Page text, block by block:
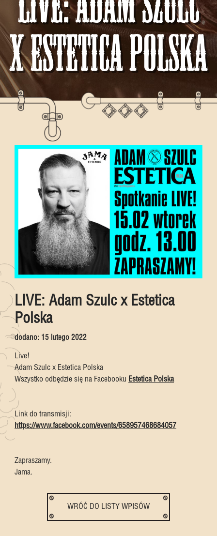
LIVE: Adam Szulc
x Estetica Polska
LIVE: Adam Szulc x Estetica
Polska
dodano: 15 lutego 2022
Live!
Adam Szulc x Estetica Polska
Wszystko odbędzie się na Facebooku Estetica Polska
Link do transmisji:
https://www.facebook.com/events/658957468684057
Zapraszamy.
Jama.
WRÓĆ DO LISTY WPISÓW